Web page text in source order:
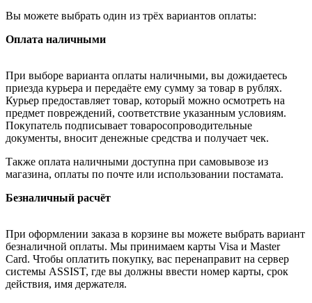
Вы можете выбрать один из трёх вариантов оплаты:
Оплата наличными
При выборе варианта оплаты наличными, вы дожидаетесь
приезда курьера и передаёте ему сумму за товар в рублях.
Курьер предоставляет товар, который можно осмотреть на
предмет повреждений, соответствие указанным условиям.
Покупатель подписывает товаросопроводительные
документы, вносит денежные средства и получает чек.
Также оплата наличными доступна при самовывозе из
магазина, оплаты по почте или использовании постамата.
Безналичный расчёт
При оформлении заказа в корзине вы можете выбрать вариант
безналичной оплаты. Мы принимаем карты Visa и Master
Card. Чтобы оплатить покупку, вас перенаправит на сервер
системы ASSIST, где вы должны ввести номер карты, срок
действия, имя держателя.